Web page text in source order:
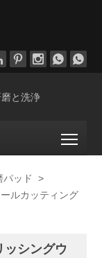
   
と洗浄
パッド
>
ルカッティング
ッシングウ